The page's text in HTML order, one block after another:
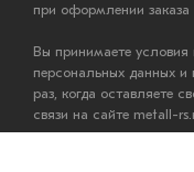
при оформлении заказа
Вы принимаете
персональных данных и
раз, когда оставляете
связи на сайте metall-